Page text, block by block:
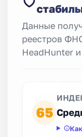
Данные
реестров
HeadHunter
65